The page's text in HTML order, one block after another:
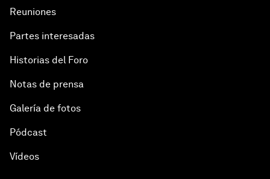
Reuniones
Partes interesadas
Historias del Foro
Notas de prensa
Galería de fotos
Pódcast
Vídeos